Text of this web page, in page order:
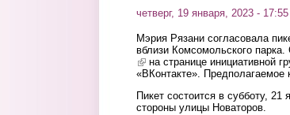
четверг, 19 января, 2023 - 17:55
Мэрия Рязани согласовала
вблизи Комсомольского
(link is external)
на странице инициативной
«ВКонтакте». Предполагаемое
Пикет состоится в субботу,
стороны улицы Новаторов.